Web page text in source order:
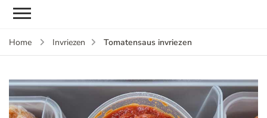
Home Invriezen Tomatensaus invriezen